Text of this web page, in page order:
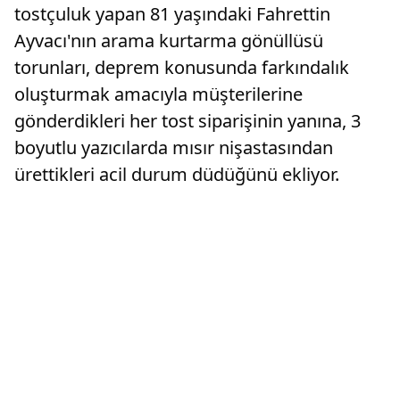
tostçuluk yapan 81 yaşındaki Fahrettin
Ayvacı'nın arama kurtarma gönüllüsü
torunları, deprem konusunda farkındalık
oluşturmak amacıyla müşterilerine
gönderdikleri her tost siparişinin yanına, 3
boyutlu yazıcılarda mısır nişastasından
ürettikleri acil durum düdüğünü ekliyor.